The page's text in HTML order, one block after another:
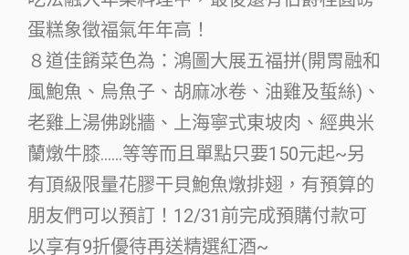
蛋糕象徵福氣年年高！
８道佳餚菜色為：鴻圖大展五福拼(開胃融和
風鮑魚、烏魚子、胡麻冰卷、油雞及蜇絲)、
老雞上湯佛跳牆、上海寧式東坡肉、經典米
蘭燉牛膝……等等而且單點只要150元起~另
有頂級限量花膠干貝鮑魚燉排翅，有預算的
朋友們可以預訂！12/31前完成預購付款可
以享有9折優待再送精選紅酒~